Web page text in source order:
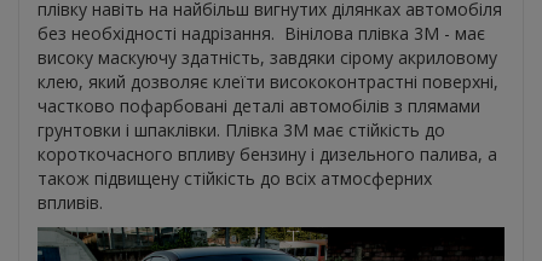
плівку навіть на найбільш вигнутих ділянках автомобіля
без необхідності надрізання. Вінілова плівка 3М - має
високу маскуючу здатність, завдяки сірому акриловому
клею, який дозволяє клеїти висококонтрастні поверхні,
частково пофарбовані деталі автомобілів з плямами
грунтовки і шпаклівки. Плівка 3М має стійкість до
короткочасного впливу бензину і дизельного палива, а
також підвищену стійкість до всіх атмосферних
впливів.